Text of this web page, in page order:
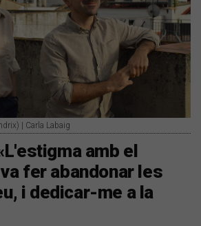
| Carla Labaig
amb el
fer abandonar les
i dedicar-me a la